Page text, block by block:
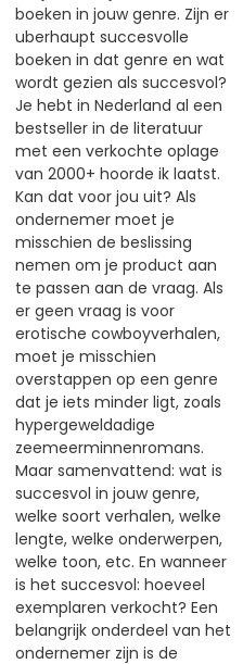
boeken in jouw genre. Zijn er
uberhaupt succesvolle
boeken in dat genre en wat
wordt gezien als succesvol?
Je hebt in Nederland al een
bestseller in de literatuur
met een verkochte oplage
van 2000+ hoorde ik laatst.
Kan dat voor jou uit? Als
ondernemer moet je
misschien de beslissing
nemen om je product aan
te passen aan de vraag. Als
er geen vraag is voor
erotische cowboyverhalen,
moet je misschien
overstappen op een genre
dat je iets minder ligt, zoals
hypergeweldadige
zeemeerminnenromans.
Maar samenvattend: wat is
succesvol in jouw genre,
welke soort verhalen, welke
lengte, welke onderwerpen,
welke toon, etc. En wanneer
is het succesvol: hoeveel
exemplaren verkocht? Een
belangrijk onderdeel van het
ondernemer zijn is de